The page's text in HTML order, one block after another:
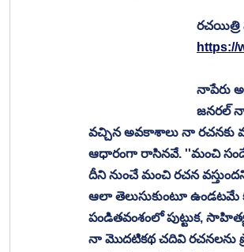
రచయిత్రి
https://
నాపేరు
జనరల్
వచ్చిన అవకాశాలు నా రచనకు
ఆధారంగా రాసినవే. ''మంచి
దీని నుంచే మంచి రచన
ఆలా తెలుసుకుంటూ ఉండటమే
పండితవంశంలో పుట్టుక,
నా మొదటికథ చదివి రచనలను